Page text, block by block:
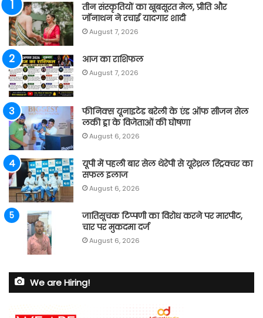
तीन संस्कृतियों का खूबसूरत मेल, प्रीति और
जॉनाथन ने रचाई यादगार शादी
August 7, 2026
आज का राशिफल
August 7, 2026
फीनिक्स यूनाइटेड बरेली के एंड ऑफ सीजन सेल
लकी ड्रा के विजेताओं की घोषणा
August 6, 2026
यूपी में पहली बार सेल थेरेपी से यूरेथ्रल स्ट्रिक्चर का
सफल इलाज
August 6, 2026
जातिसूचक टिप्पणी का विरोध करने पर मारपीट,
चार पर मुकदमा दर्ज
August 6, 2026
We are Hiring!